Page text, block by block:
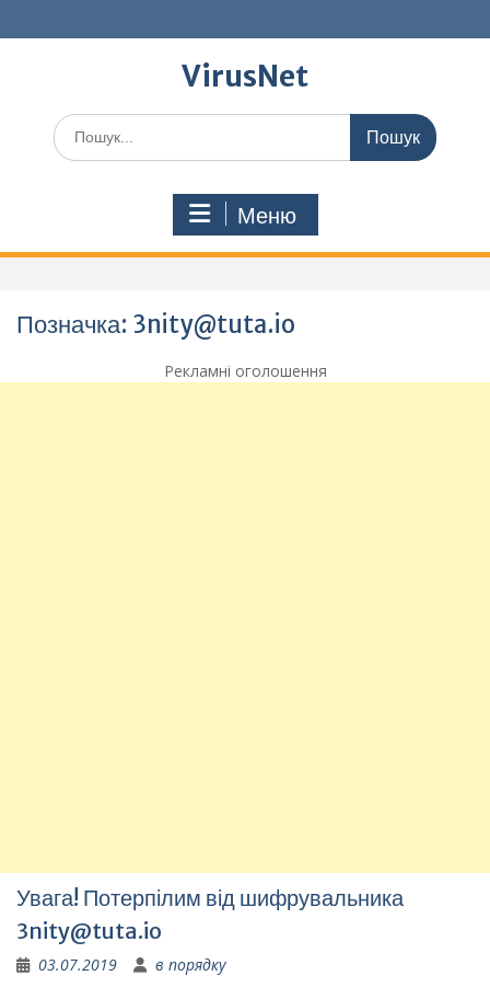
до
VirusNet
Шукати:
Меню
Позначка: 3nity@tuta.io
Рекламні оголошення
Увага! Потерпілим від шифрувальника
3nity@tuta.io
03.07.2019 в порядку